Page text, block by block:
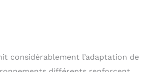
considérablement l’adaptation de